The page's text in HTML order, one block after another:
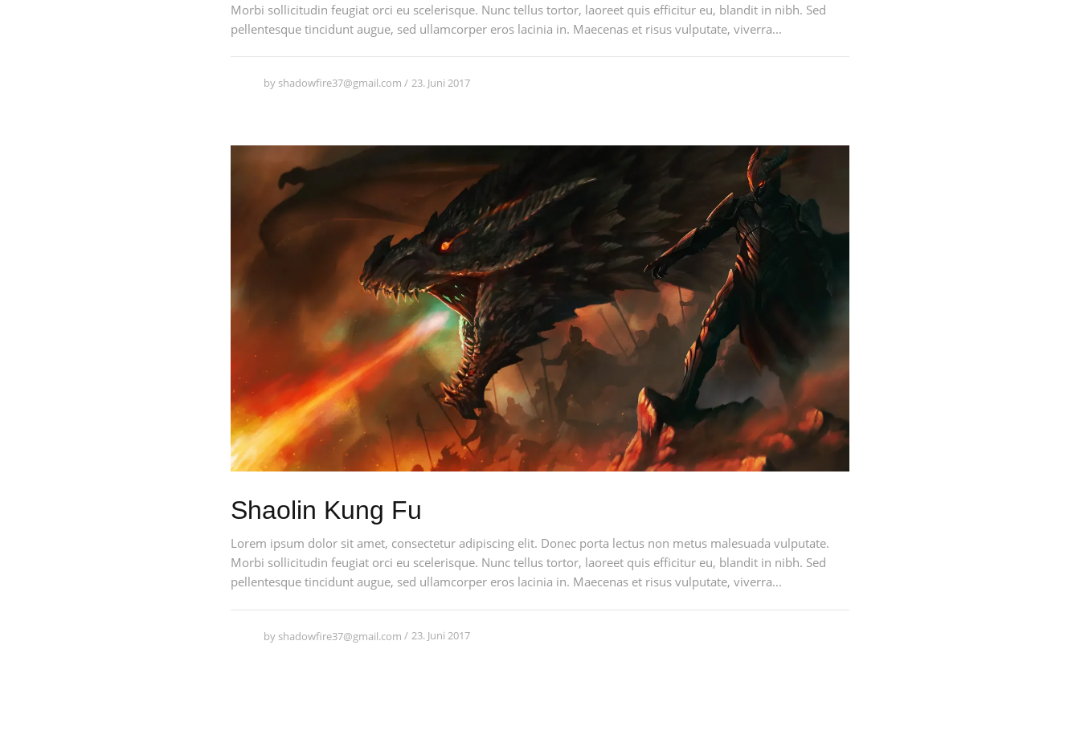
Morbi sollicitudin feugiat orci eu scelerisque. Nunc tellus tortor, laoreet quis efficitur eu, blandit in nibh. Sed
pellentesque tincidunt augue, sed ullamcorper eros lacinia in. Maecenas et risus vulputate, viverra...
by shadowfire37@gmail.com 23. Juni 2017
Shaolin Kung Fu
Lorem ipsum dolor sit amet, consectetur adipiscing elit. Donec porta lectus non metus malesuada vulputate.
Morbi sollicitudin feugiat orci eu scelerisque. Nunc tellus tortor, laoreet quis efficitur eu, blandit in nibh. Sed
pellentesque tincidunt augue, sed ullamcorper eros lacinia in. Maecenas et risus vulputate, viverra...
by shadowfire37@gmail.com 23. Juni 2017